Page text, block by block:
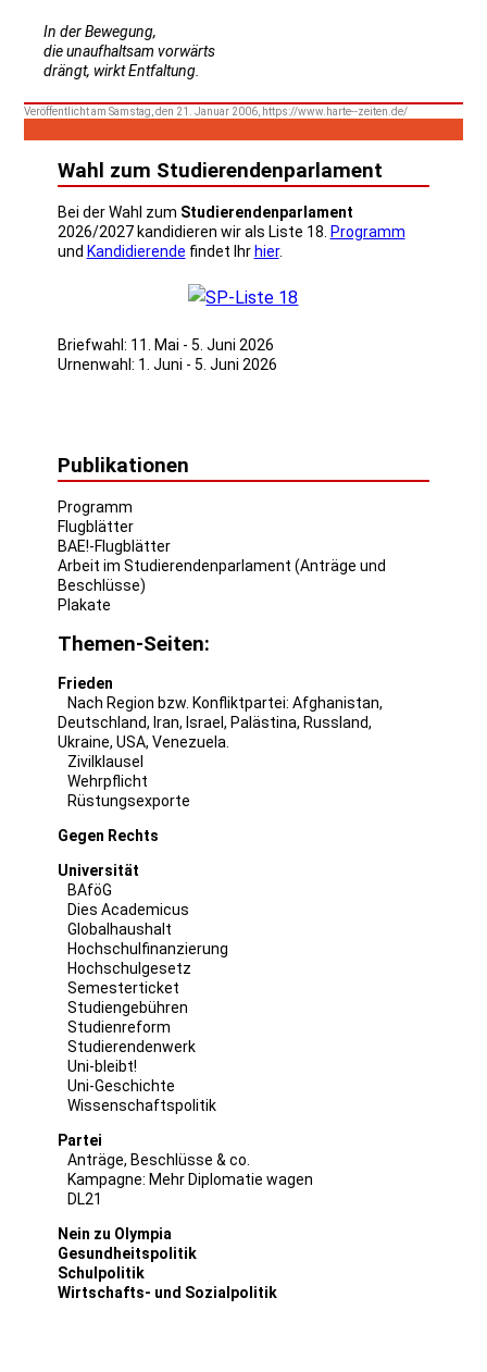
In der Bewegung,
die unaufhaltsam vorwärts
drängt, wirkt Entfaltung.
Veröffentlicht am Samstag, den 21. Januar 2006, https://www.harte--zeiten.de/
Wahl zum Studierendenparlament
Bei der Wahl zum Studierendenparlament
2026/2027 kandidieren wir als Liste 18. Programm
und Kandidierende findet Ihrhier.
Briefwahl: 11. Mai - 5. Juni 2026
Urnenwahl: 1. Juni - 5. Juni 2026
Publikationen
Programm
Flugblätter
BAE!-Flugblätter
Arbeit im Studierendenparlament (Anträge und
Beschlüsse)
Plakate
Themen-Seiten:
Frieden
Nach Region bzw. Konfliktpartei: Afghanistan,
Deutschland, Iran, Israel, Palästina, Russland,
Ukraine, USA, Venezuela
Zivilklausel
Wehrpflicht
Rüstungsexporte
Gegen Rechts
Universität
BAföG
Dies Academicus
Globalhaushalt
Hochschulfinanzierung
Hochschulgesetz
Semesterticket
Studiengebühren
Studienreform
Studierendenwerk
Uni-bleibt!
Uni-Geschichte
Wissenschaftspolitik
Partei
Anträge, Beschlüsse & co.
Kampagne: Mehr Diplomatie wagen
DL21
Nein zu Olympia
Gesundheitspolitik
Schulpolitik
Wirtschafts- und Sozialpolitik